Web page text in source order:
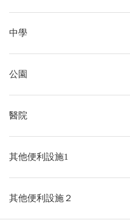
中學
公園
醫院
其他便利設施1
其他便利設施２